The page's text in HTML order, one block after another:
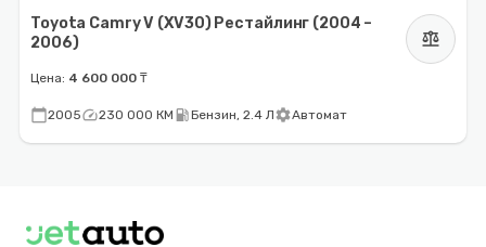
Toyota Camry V (XV30) Рестайлинг (2004 –
2006)
balance
Цена: 4 600 000 ₸
calendar_today2005speed230 000 КМ local_gas_stationБензин, 2.4 ЛsettingsАвтомат